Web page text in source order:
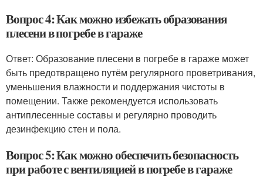
Вопрос 4: Как можно избежать образования
плесени в погребе в гараже
Ответ: Образование плесени в погребе в гараже может
быть предотвращено путём регулярного проветривания,
уменьшения влажности и поддержания чистоты в
помещении. Также рекомендуется использовать
антиплесенные составы и регулярно проводить
дезинфекцию стен и пола.
Вопрос 5: Как можно обеспечить безопасность
при работе с вентиляцией в погребе в гараже